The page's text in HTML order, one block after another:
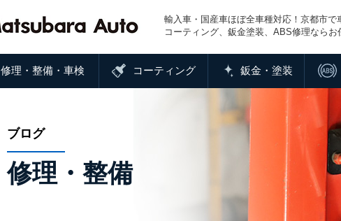
輸入車・国産車ほぼ全車種対応！京都市で
コーティング、鈑金塗装、ABS修理ならお
修理・整備・車検 コーティング 鈑金・塗装
ブログ
修理・整備